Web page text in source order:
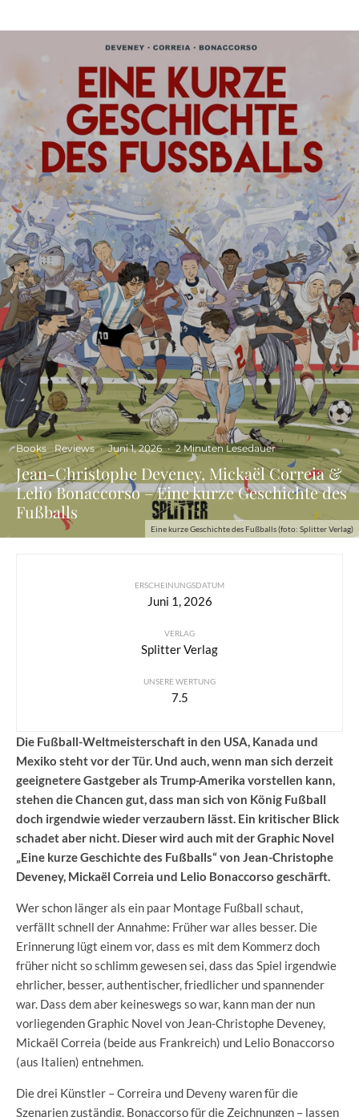
Eine kurze Geschichte des Fußballs (foto: Splitter Verlag)
Books Reviews · Juni 1, 2026 · 2 Minuten Lesedauer
Jean-Christophe Deveney, Mickaël Correia &
Lelio Bonaccorso – Eine kurze Geschichte des
Fußballs
ERSCHEINUNGSDATUM
Juni 1, 2026
VERLAG
Splitter Verlag
UNSERE WERTUNG
7.5
Die Fußball-Weltmeisterschaft in den USA, Kanada und
Mexiko steht vor der Tür. Und auch, wenn man sich derzeit
geeignetere Gastgeber als Trump-Amerika vorstellen kann,
stehen die Chancen gut, dass man sich von König Fußball
doch irgendwie wieder verzaubern lässt. Ein kritischer Blick
schadet aber nicht. Dieser wird auch mit der Graphic Novel
„Eine kurze Geschichte des Fußballs“ von Jean-Christophe
Deveney, Mickaël Correia und Lelio Bonaccorso geschärft.
Wer schon länger als ein paar Montage Fußball schaut,
verfällt schnell der Annahme: Früher war alles besser. Die
Erinnerung lügt einem vor, dass es mit dem Kommerz doch
früher nicht so schlimm gewesen sei, dass das Spiel irgendwie
ehrlicher, besser, authentischer, friedlicher und spannender
war. Dass dem aber keineswegs so war, kann man der nun
vorliegenden Graphic Novel von Jean-Christophe Deveney,
Mickaël Correia (beide aus Frankreich) und Lelio Bonaccorso
(aus Italien) entnehmen.
Die drei Künstler – Correira und Deveny waren für die
Szenarien zuständig, Bonaccorso für die Zeichnungen – lassen